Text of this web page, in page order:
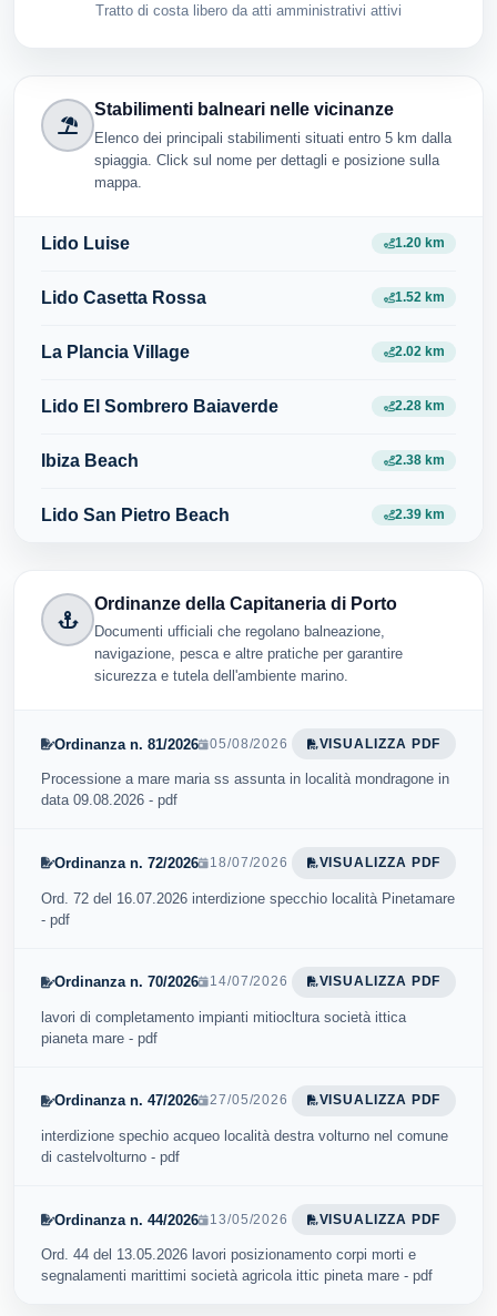
Tratto di costa libero da atti amministrativi attivi
Stabilimenti balneari nelle vicinanze
Elenco dei principali stabilimenti situati entro 5 km dalla
spiaggia. Click sul nome per dettagli e posizione sulla
mappa.
Lido Luise 1.20 km
Lido Casetta Rossa 1.52 km
La Plancia Village 2.02 km
Lido El Sombrero Baiaverde 2.28 km
Ibiza Beach 2.38 km
Lido San Pietro Beach 2.39 km
Ordinanze della Capitaneria di Porto
Documenti ufficiali che regolano balneazione,
navigazione, pesca e altre pratiche per garantire
sicurezza e tutela dell'ambiente marino.
Ordinanza n. 81/2026 05/08/2026 VISUALIZZA PDF
Processione a mare maria ss assunta in località mondragone in
data 09.08.2026 - pdf
Ordinanza n. 72/2026 18/07/2026 VISUALIZZA PDF
Ord. 72 del 16.07.2026 interdizione specchio località Pinetamare
- pdf
Ordinanza n. 70/2026 14/07/2026 VISUALIZZA PDF
lavori di completamento impianti mitiocltura società ittica
pianeta mare - pdf
Ordinanza n. 47/2026 27/05/2026 VISUALIZZA PDF
interdizione spechio acqueo località destra volturno nel comune
di castelvolturno - pdf
Ordinanza n. 44/2026 13/05/2026 VISUALIZZA PDF
Ord. 44 del 13.05.2026 lavori posizionamento corpi morti e
segnalamenti marittimi società agricola ittic pineta mare - pdf